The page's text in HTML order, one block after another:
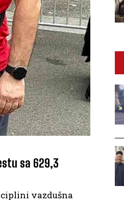
sa 629,3
vazdušna